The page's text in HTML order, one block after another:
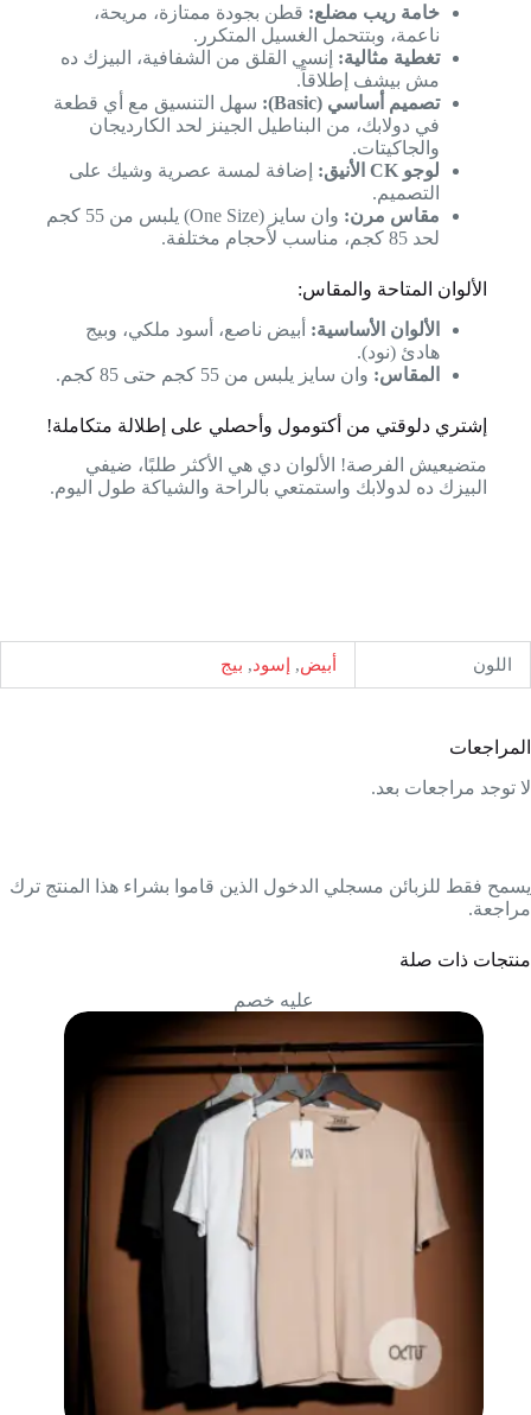
خامة ريب مضلع: قطن بجودة ممتازة، مريحة،
ناعمة، وبتتحمل الغسيل المتكرر.
تغطية مثالية: إنسي القلق من الشفافية، البيزك ده
مش بيشف إطلاقاً.
تصميم أساسي (Basic):
سهل التنسيق مع أي قطعة
في دولابك، من البناطيل الجينز لحد الكارديجان
والجاكيتات.
لوجو CK الأنيق:
إضافة لمسة عصرية وشيك على
التصميم.
مقاس مرن:
وان سايز (One Size) يلبس من 55 كجم
لحد 85 كجم، مناسب لأحجام مختلفة.
الألوان المتاحة والمقاس:
الألوان الأساسية: أبيض ناصع، أسود ملكي، وبيج
هادئ (نود).
المقاس: وان سايز يلبس من 55 كجم حتى 85 كجم.
إشتري دلوقتي من أكتومول وأحصلي على إطلالة متكاملة!
متضيعيش الفرصة! الألوان دي هي الأكثر طلبًا، ضيفي
البيزك ده لدولابك واستمتعي بالراحة والشياكة طول اليوم.
اللون أبيض, إسود, بيج
المراجعات
لا توجد مراجعات بعد.
يسمح فقط للزبائن مسجلي الدخول الذين قاموا بشراء هذا المنتج ترك
مراجعة.
منتجات ذات صلة
عليه خصم